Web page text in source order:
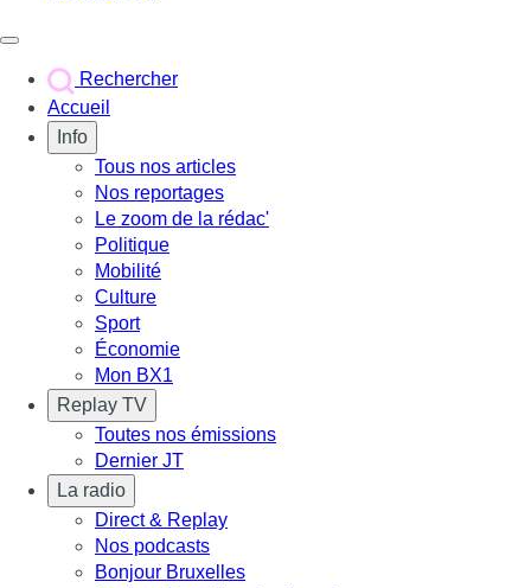
Rechercher
Accueil
Info
Tous nos articles
Nos reportages
Le zoom de la rédac'
Politique
Mobilité
Culture
Sport
Économie
Mon BX1
Replay TV
Toutes nos émissions
Dernier JT
La radio
Direct & Replay
Nos podcasts
Bonjour Bruxelles